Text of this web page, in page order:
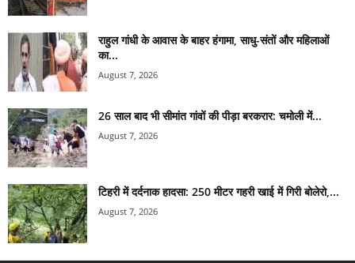
राहुल गांधी के आवास के बाहर हंगामा, साधु-संतों और महिलाओं
का...
August 7, 2026
26 साल बाद भी सीमांत गांवों की पीड़ा बरकरार: चमोली में...
August 7, 2026
टिहरी में दर्दनाक हादसा: 250 मीटर गहरी खाई में गिरी बोलेरो,...
August 7, 2026